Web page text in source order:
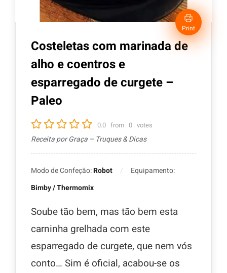
Print
Costeletas com marinada de
alho e coentros e
esparregado de curgete –
Paleo
0.0 from 0 votes
Receita por Graça – Truques & Dicas
Modo de Confeção:Robot
Equipamento:
Bimby / Thermomix
Soube tão bem, mas tão bem esta
carninha grelhada com este
esparregado de curgete, que nem vós
conto… Sim é oficial, acabou-se os